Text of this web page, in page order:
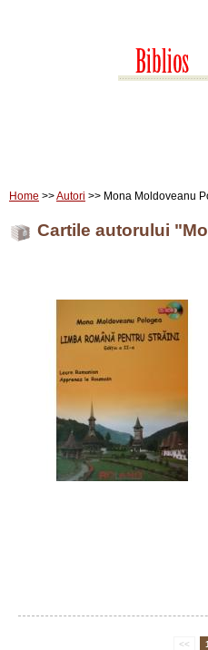
Home >>Autori >> Mona Moldoveanu
Cartile autorului
<< 1